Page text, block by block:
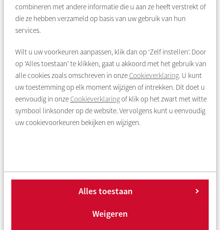
combineren met andere informatie die u aan ze heeft verstrekt of
die ze hebben verzameld op basis van uw gebruik van hun
services.
Wilt u uw voorkeuren aanpassen, klik dan op ‘Zelf instellen’. Door
op ‘Alles toestaan’ te klikken, gaat u akkoord met het gebruik van
alle cookies zoals omschreven in onze Cookieverklaring. U kunt
uw toestemming op elk moment wijzigen of intrekken. Dit doet u
eenvoudig in onze Cookieverklaringof klik op het zwart met witte
symbool linksonder op de website. Vervolgens kunt u eenvoudig
uw cookievoorkeuren bekijken en wijzigen.
Alles toestaan
Weigeren
Accent B: Sterke gemeenschappen
zorgen voor elkaar en voor de buurt krijgt de komende jaren